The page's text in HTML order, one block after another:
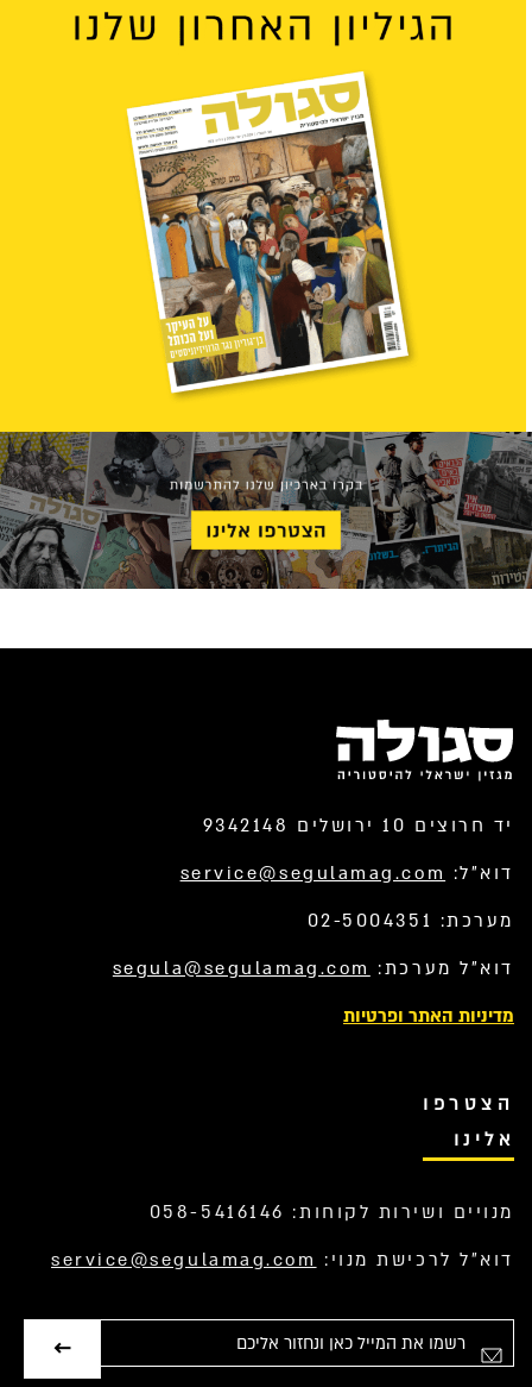
יד חרוצים 10 ירושלים 9342148
דוא”ל: service@segulamag.com
מערכת: 02-5004351
דוא”ל מערכת: segula@segulamag.com
מדיניות האתר ופרטיות
הצטרפו
אלינו
מנויים ושירות לקוחות: 058-5416146
דוא”ל לרכישת מנוי: service@segulamag.com
אימייל